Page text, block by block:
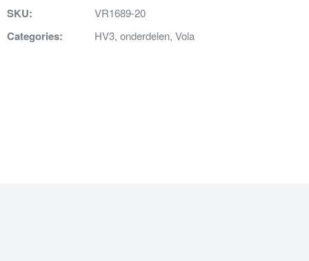
chroom
aantal
SKU: VR1689-20
Categories: HV3, onderdelen, Vola